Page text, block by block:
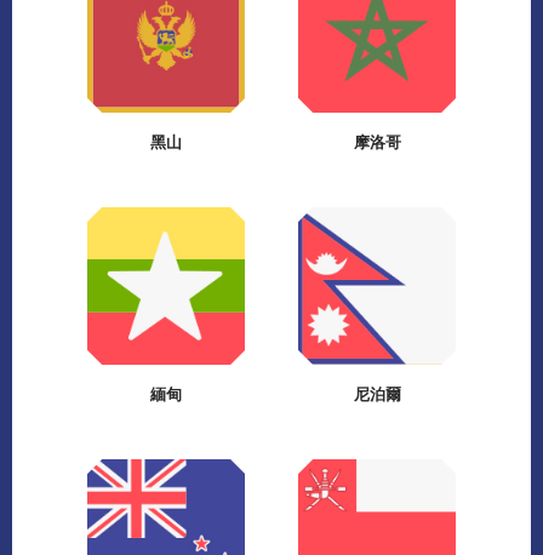
黑山 摩洛哥
緬甸 尼泊爾